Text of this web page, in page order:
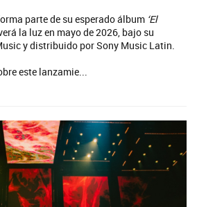
parte de su esperado álbum ‘El
la luz en mayo de 2026, bajo su
y distribuido por Sony Music Latin.
este lanzamie...